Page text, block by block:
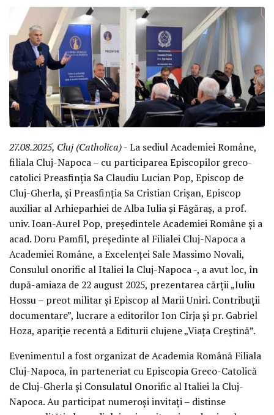
27.08.2025, Cluj (Catholica)- La sediul Academiei Române,
filiala Cluj-Napoca – cu participarea Episcopilor greco-
catolici Preasfinția Sa Claudiu Lucian Pop, Episcop de
Cluj-Gherla, și Preasfinția Sa Cristian Crișan, Episcop
auxiliar al Arhieparhiei de Alba Iulia și Făgăraș, a prof.
univ. Ioan-Aurel Pop, președintele Academiei Române și a
acad. Doru Pamfil, președinte al Filialei Cluj-Napoca a
Academiei Române, a Excelenței Sale Massimo Novali,
Consulul onorific al Italiei la Cluj-Napoca -, a avut loc, în
după-amiaza de 22 august 2025, prezentarea cărții „Iuliu
Hossu – preot militar și Episcop al Marii Uniri. Contribuții
documentare”, lucrare a editorilor Ion Cîrja și pr. Gabriel
Hoza, apariție recentă a Editurii clujene „Viața Creștină”.
Evenimentul a fost organizat de Academia Română Filiala
Cluj-Napoca, în parteneriat cu Episcopia Greco-Catolică
de Cluj-Gherla și Consulatul Onorific al Italiei la Cluj-
Napoca. Au participat numeroși invitați – distinse